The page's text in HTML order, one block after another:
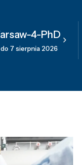
4-PhD
7 sierpnia 2026